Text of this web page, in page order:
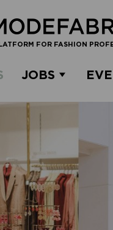
FOR FASHION
JOBS